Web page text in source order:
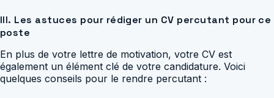
III. Les astuces pour rédiger un CV percutant pour ce
poste
En plus de votre lettre de motivation, votre CV est
également un élément clé de votre candidature. Voici
quelques conseils pour le rendre percutant :